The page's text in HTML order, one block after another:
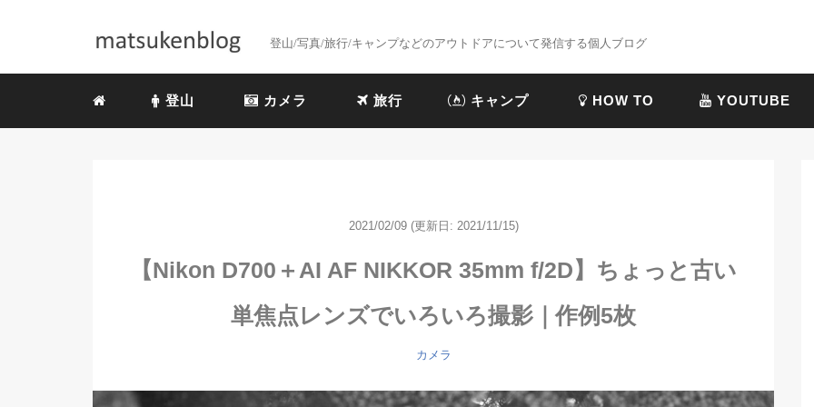
登山/写真/旅行/キャンプなどのアウトドアについて発信する個人ブログ
登山 カメラ 旅行 キャンプ HOW TO YOUTUBE
2021/02/09 (更新日: 2021/11/15)
【Nikon D700＋AI AF NIKKOR 35mm f/2D】ちょっと古い
単焦点レンズでいろいろ撮影｜作例5枚
カメラ